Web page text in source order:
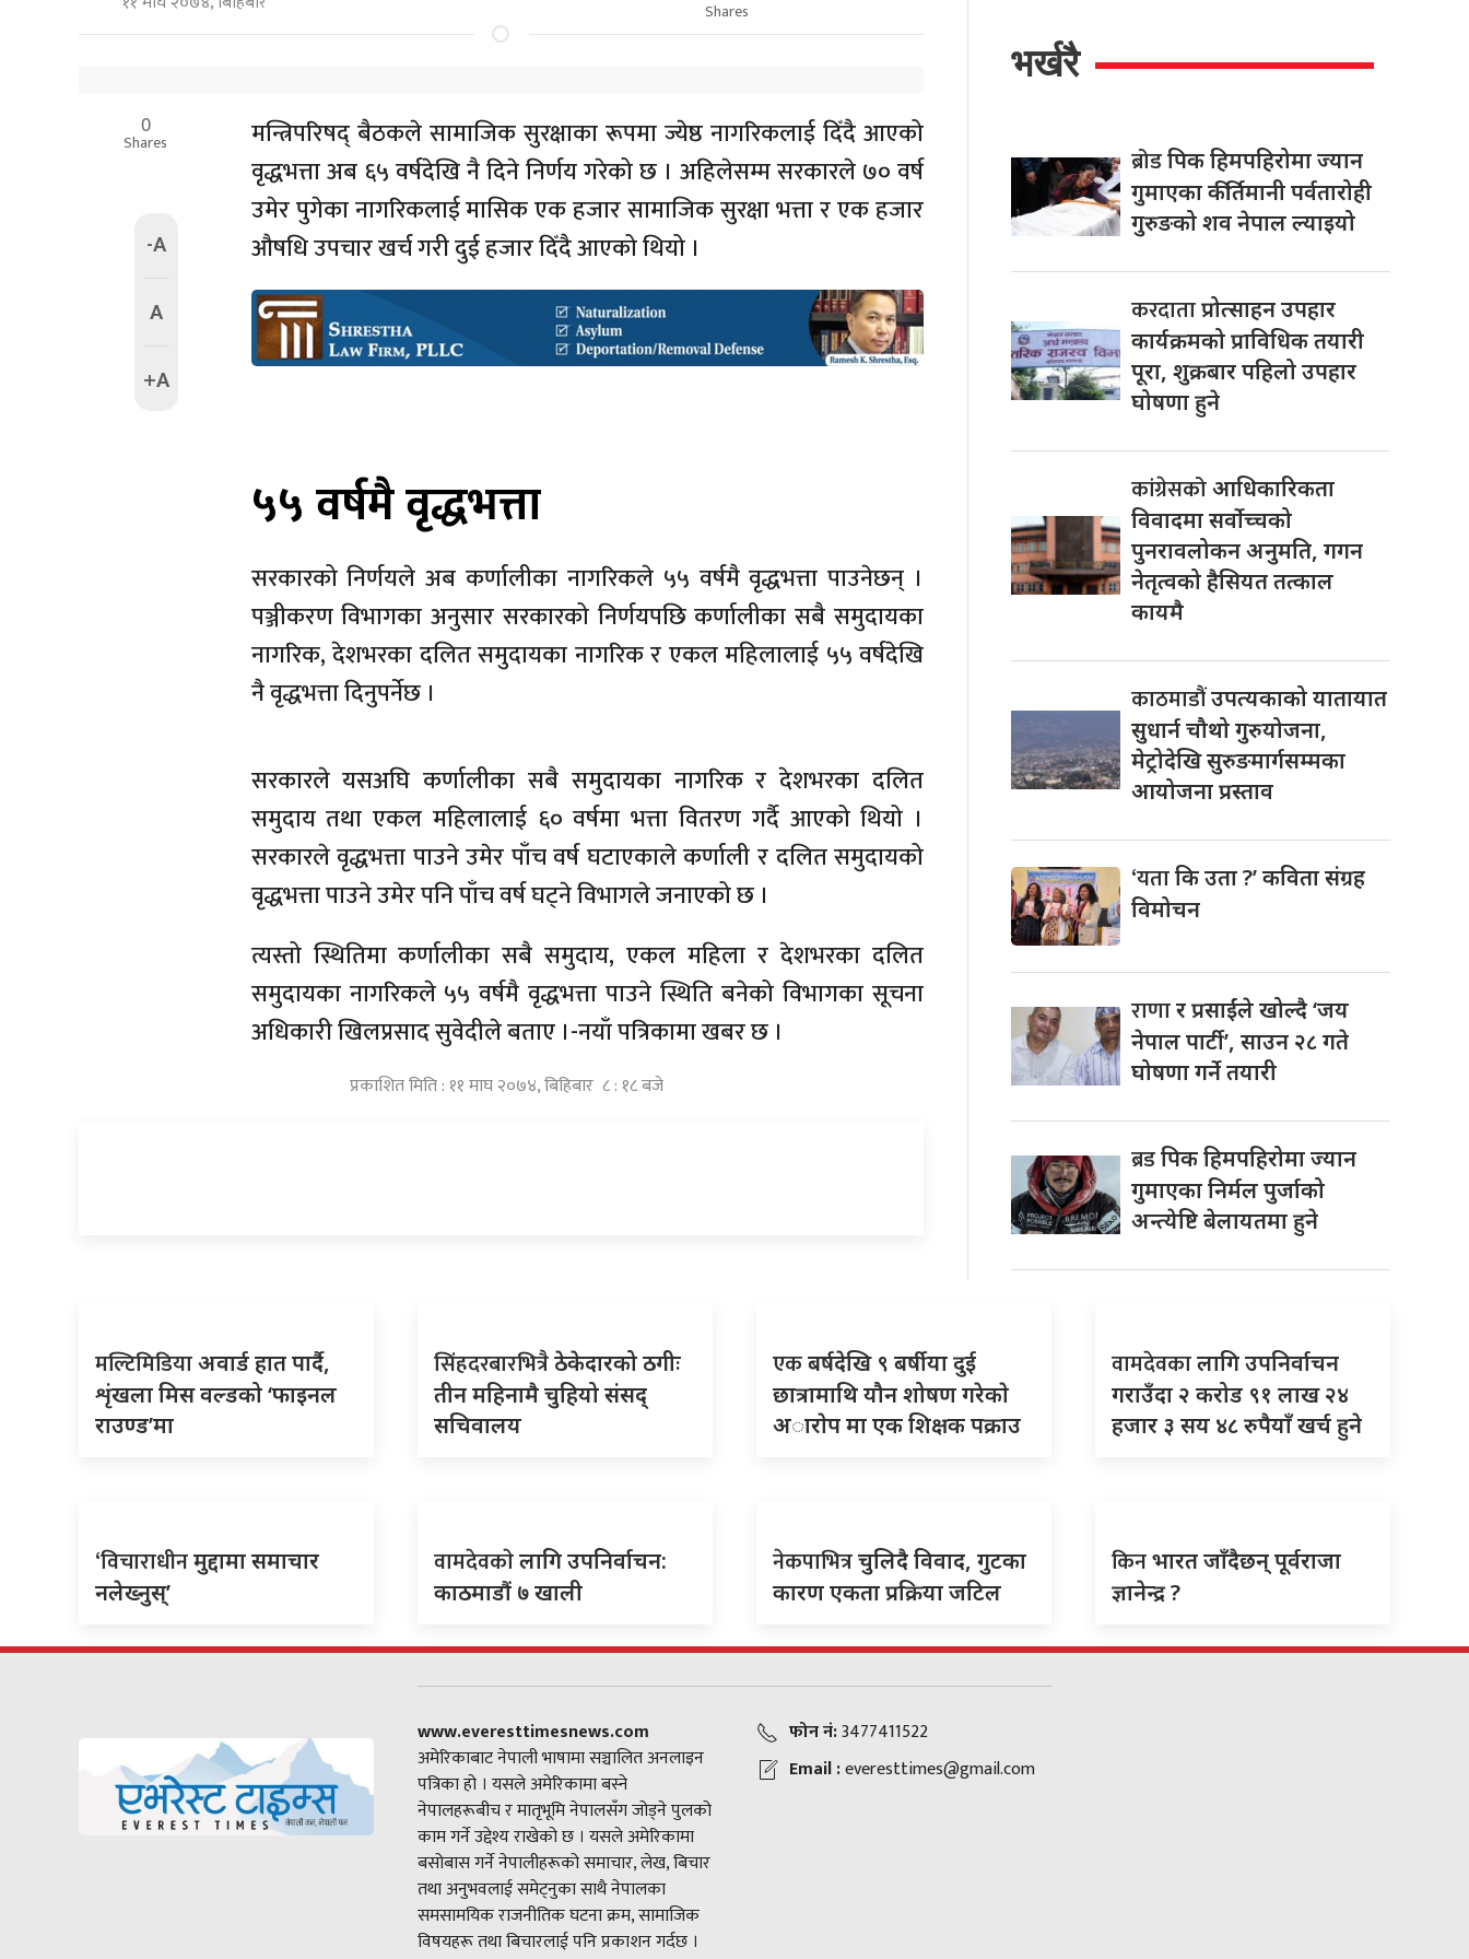
Shares
0
Shares
-A
A
+A
मन्त्रिपरिषद् बैठकले सामाजिक सुरक्षाका रूपमा ज्येष्ठ नागरिकलाई दिँदै आएको
वृद्धभत्ता अब ६५ वर्षदेखि नै दिने निर्णय गरेको छ । अहिलेसम्म सरकारले ७० वर्ष
उमेर पुगेका नागरिकलाई मासिक एक हजार सामाजिक सुरक्षा भत्ता र एक हजार
औषधि उपचार खर्च गरी दुई हजार दिँदै आएको थियो ।
५५ वर्षमै वृद्धभत्ता
सरकारको निर्णयले अब कर्णालीका नागरिकले ५५ वर्षमै वृद्धभत्ता पाउनेछन् ।
पञ्जीकरण विभागका अनुसार सरकारको निर्णयपछि कर्णालीका सबै समुदायका
नागरिक, देशभरका दलित समुदायका नागरिक र एकल महिलालाई ५५ वर्षदेखि
नै वृद्धभत्ता दिनुपर्नेछ ।
सरकारले यसअघि कर्णालीका सबै समुदायका नागरिक र देशभरका दलित
समुदाय तथा एकल महिलालाई ६० वर्षमा भत्ता वितरण गर्दै आएको थियो ।
सरकारले वृद्धभत्ता पाउने उमेर पाँच वर्ष घटाएकाले कर्णाली र दलित समुदायको
वृद्धभत्ता पाउने उमेर पनि पाँच वर्ष घट्ने विभागले जनाएको छ ।
त्यस्तो स्थितिमा कर्णालीका सबै समुदाय, एकल महिला र देशभरका दलित
समुदायका नागरिकले ५५ वर्षमै वृद्धभत्ता पाउने स्थिति बनेको विभागका सूचना
अधिकारी खिलप्रसाद सुवेदीले बताए ।-नयाँ पत्रिकामा खबर छ ।
प्रकाशित मिति : ११ माघ २०७४, बिहिबार ८ : १८ बजे
भर्खरै
ब्रोडपिक हिमपहिरोमा ज्यान
गुमाएका कीर्तिमानी पर्वतारोही
गुरुङको शव नेपाल ल्याइयो
करदाताप्रोत्साहन उपहार
कार्यक्रमको प्राविधिक तयारी
पूरा, शुक्रबार पहिलो उपहार
घोषणा हुने
कांग्रेसकोआधिकारिकता
विवादमा सर्वोच्चको
पुनरावलोकन अनुमति, गगन
नेतृत्वको हैसियत तत्काल
कायमै
काठमाडौंउपत्यकाको यातायात
सुधार्न चौथो गुरुयोजना,
मेट्रोदेखि सुरुङमार्गसम्मका
आयोजना प्रस्ताव
‘यताकि उता ?’ कविता संग्रह
विमोचन
राणार प्रसाईंले खोल्दै ‘जय
नेपाल पार्टी’, साउन २८ गते
घोषणा गर्ने तयारी
ब्रडपिक हिमपहिरोमा ज्यान
गुमाएका निर्मल पुर्जाको
अन्त्येष्टि बेलायतमा हुने
मल्टिमिडियाअवार्ड हात पार्दै,
शृंखला मिस वल्डको ‘फाइनल
राउण्ड’मा
सिंहदरबारभित्रैठेकेदारको ठगीः
तीन महिनामै चुहियो संसद्
सचिवालय
एकबर्षदेखि ९ बर्षीया दुई
छात्रामाथि यौन शोषण गरेकाे
अाराेप मा एक शिक्षक पक्राउ
वामदेवकालागि उपनिर्वाचन
गराउँदा २ करोड ९१ लाख २४
हजार ३ सय ४८ रुपैयाँ खर्च हुने
‘विचाराधीनमुद्दामा समाचार
नलेख्नुस्’
वामदेवकाेलागि उपनिर्वाचन:
काठमाडौं ७ खाली
नेकपाभित्रचुलिदै विवाद, गुटका
कारण एकता प्रक्रिया जटिल
किनभारत जाँदैछन् पूर्वराजा
ज्ञानेन्द्र ?
www.everesttimesnews.com
अमेरिकाबाट नेपाली भाषामा सञ्चालित अनलाइन
पत्रिका हो । यसले अमेरिकामा बस्ने
नेपालहरूबीच र मातृभूमि नेपालसँग जोड्ने पुलको
काम गर्ने उद्देश्य राखेको छ । यसले अमेरिकामा
बसोबास गर्ने नेपालीहरूको समाचार, लेख, बिचार
तथा अनुभवलाई समेट्नुका साथै नेपालका
समसामयिक राजनीतिक घटना क्रम, सामाजिक
विषयहरू तथा बिचारलाई पनि प्रकाशन गर्दछ ।
फोन नं:3477411522
Email :everesttimes@gmail.com